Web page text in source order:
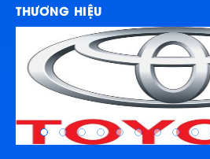
THƯƠNG HIỆU